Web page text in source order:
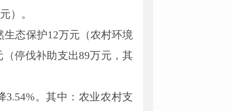
） 。
生态保护12万元（农村环境
（停伐补助支出89万元，其
3.54%。其中：农业农村支